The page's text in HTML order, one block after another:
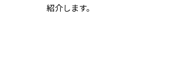
紹介します。